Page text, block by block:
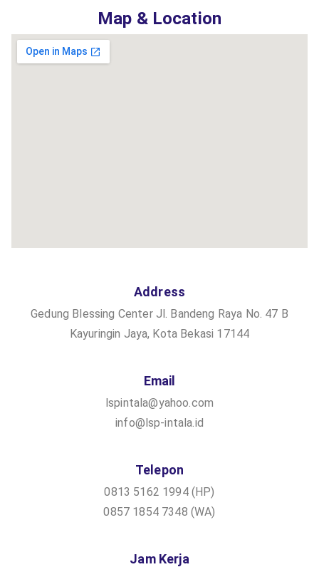
Map & Location
Address
Gedung Blessing Center Jl. Bandeng Raya No. 47 B
Kayuringin Jaya, Kota Bekasi 17144
Email
lspintala@yahoo.com
info@lsp-intala.id
Telepon
0813 5162 1994 (HP)
0857 1854 7348 (WA)
Jam Kerja